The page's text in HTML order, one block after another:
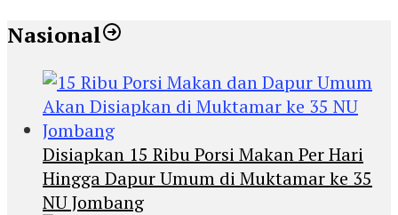
Nasional
Disiapkan 15 Ribu Porsi Makan Per Hari
Hingga Dapur Umum di Muktamar ke 35
NU Jombang